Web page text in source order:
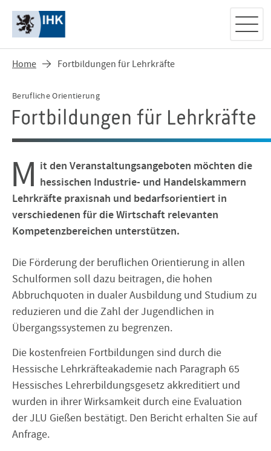
Home Fortbildungen für Lehrkräfte
Berufliche Orientierung
Fortbildungen für Lehrkräfte
M it den Veranstaltungsangeboten möchten die
hessischen Industrie- und Handelskammern
Lehrkräfte praxisnah und bedarfsorientiert in
verschiedenen für die Wirtschaft relevanten
Kompetenzbereichen unterstützen.
Die Förderung der beruflichen Orientierung in allen
Schulformen soll dazu beitragen, die hohen
Abbruchquoten in dualer Ausbildung und Studium zu
reduzieren und die Zahl der Jugendlichen in
Übergangssystemen zu begrenzen.
Die kostenfreien Fortbildungen sind durch die
Hessische Lehrkräfteakademie nach Paragraph 65
Hessisches Lehrerbildungsgesetz akkreditiert und
wurden in ihrer Wirksamkeit durch eine Evaluation
der JLU Gießen bestätigt. Den Bericht erhalten Sie auf
Anfrage.